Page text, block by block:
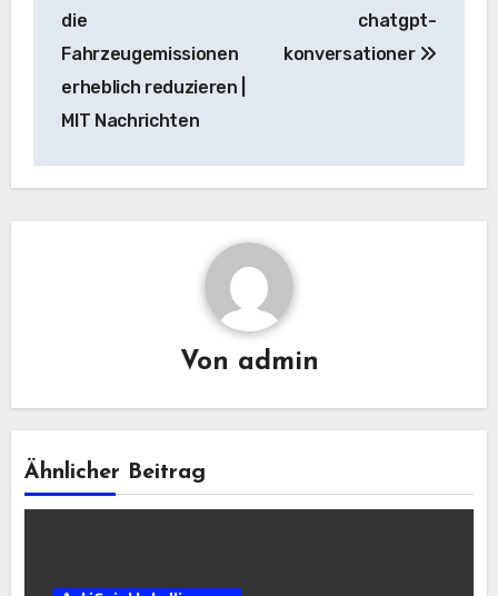
die
Fahrzeugemissionen
erheblich reduzieren |
MIT Nachrichten
chatgpt-
konversationer
Von admin
Ähnlicher Beitrag